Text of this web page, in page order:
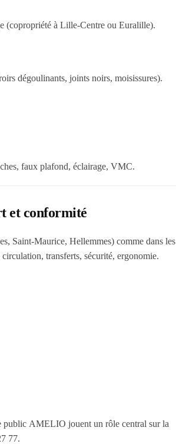
(copropriété à Lille-Centre ou Euralille).
dégoulinants, joints noirs, moisissures).
faux plafond, éclairage, VMC.
et conformité
Saint-Maurice, Hellemmes) comme dans les
transferts, sécurité, ergonomie.
public AMELIO jouent un rôle central sur la
77.